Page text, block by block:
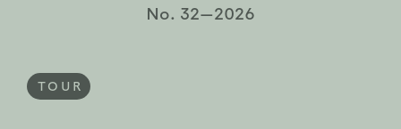
No. 32—2026
TOUR